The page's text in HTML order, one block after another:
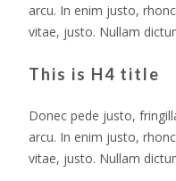
arcu. In enim justo,
vitae, justo. Nullam
This is H4 title
Donec pede justo,
arcu. In enim justo,
vitae, justo. Nullam